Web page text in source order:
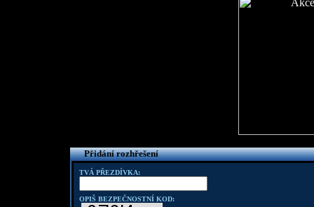
Přidání rozhřešení
TVÁ PŘEZDÍVKA:
OPIŠ BEZPEČNOSTNÍ KOD: